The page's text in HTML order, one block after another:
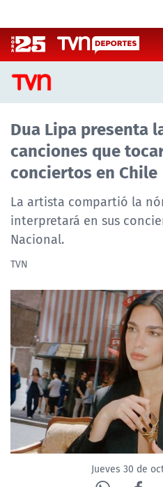
CASTING MASTERCHEF CHILE
CASTING TVN VERTICAL
TVN VERTICAL
TVN PLAY
PROGRAMAS
TELESERIES
NTV
ACTUALIDAD Y TENDENCIAS
CORPORATIVO Y
CANAL DE DENUNCIAS
ÁREA DE PROYECTOS
Dua Lipa presenta
canciones que
conciertos en Chile
La artista compartió la
interpretará en sus
Nacional.
TVN
Jueves 30 de